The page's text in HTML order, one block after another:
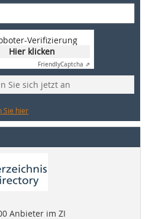
Verifizierung
Hier klicken
FriendlyCaptcha ⇗
Sie sich jetzt an
Sie hier
Anbieter im ZI